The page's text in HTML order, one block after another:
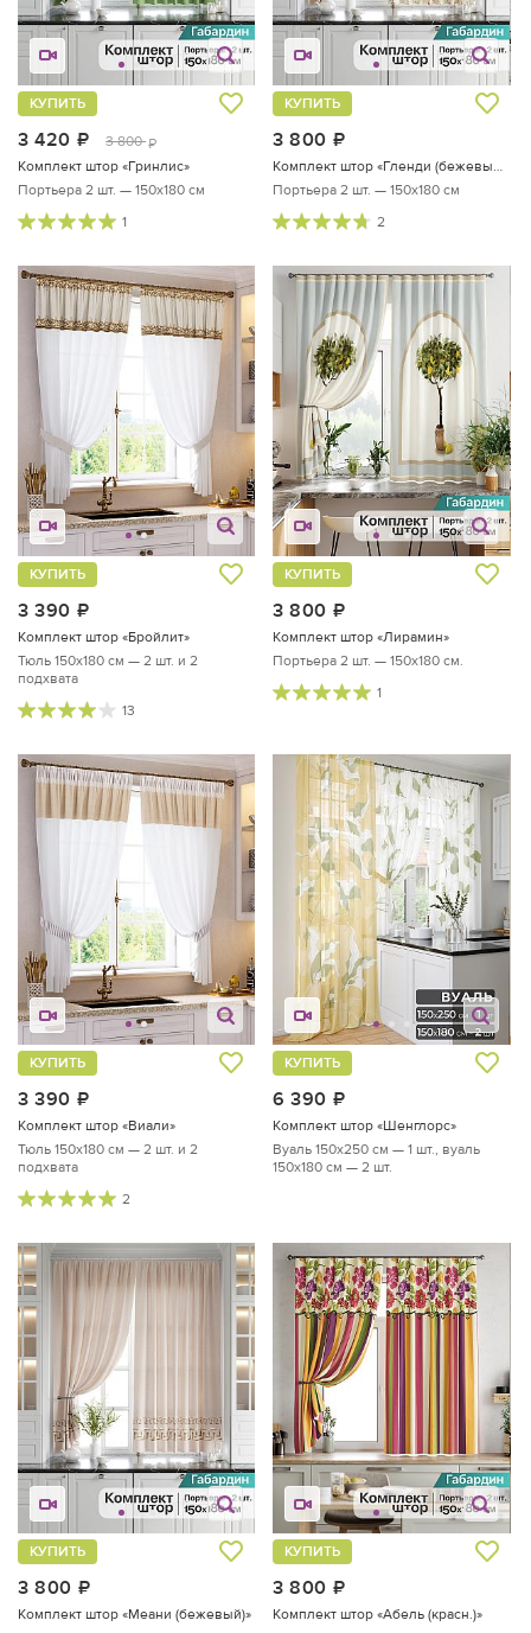
3 420 руб.
3 800 руб.
КУПИТЬ
Комплект штор «Гринлис»
Портьера 2 шт. — 150х180 см
1
3 800
КУПИТЬ
Комплект штор «Гленди (бежевый)»
Портьера 2 шт. — 150х180 см
2
3 390
КУПИТЬ
Комплект штор «Бройлит»
Тюль 150х180 см — 2 шт. и 2
подхвата
13
3 800
КУПИТЬ
Комплект штор «Лирамин»
Портьера 2 шт. — 150х180 см.
1
3 390
КУПИТЬ
Комплект штор «Виали»
Тюль 150х180 см — 2 шт. и 2
подхвата
2
6 390
КУПИТЬ
Комплект штор «Шенглорс»
Вуаль 150х250 см — 1 шт., вуаль
150х180 см — 2 шт.
3 800
КУПИТЬ
Комплект штор «Меани (бежевый)»
3 800
КУПИТЬ
Комплект штор «Абель (красн.)»